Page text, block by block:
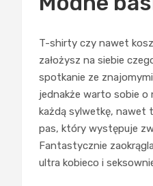
T-shirty czy nawet
założysz na siebie
spotkanie ze
jednakże warto sobie o
każdą sylwetkę, nawet
pas, który występuje
Fantastycznie
ultra kobieco i